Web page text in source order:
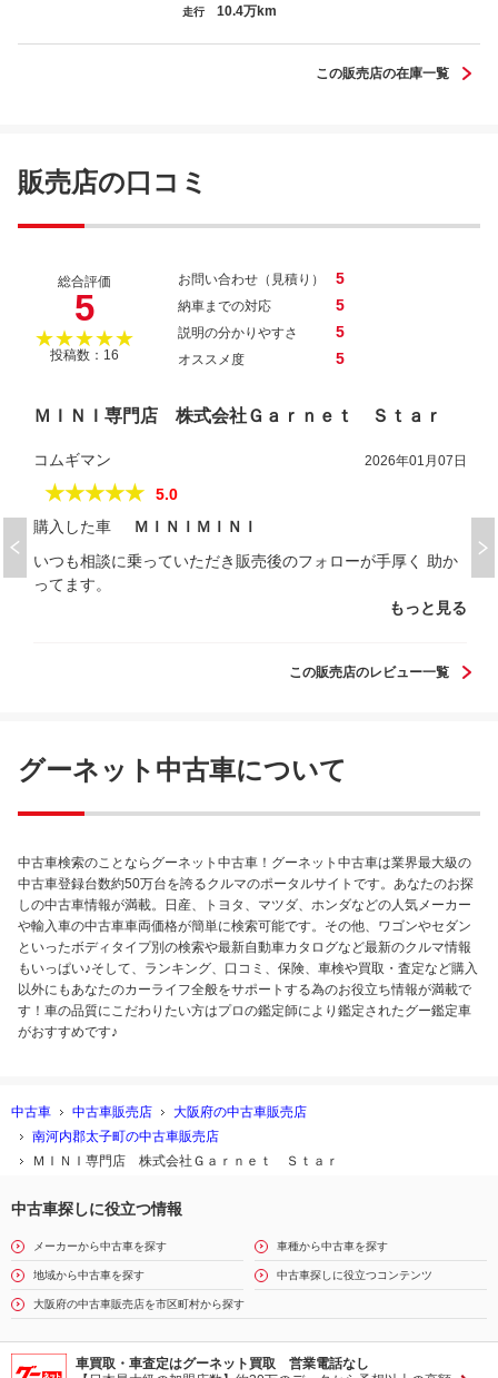
ＭＩＮＩ クーパーＳ クラブマン
走行 10.4万km
この販売店の在庫一覧
販売店の口コミ
総合評価
5
★★★★★
投稿数：16
お問い合わせ（見積り） 5
納車までの対応 5
説明の分かりやすさ 5
オススメ度 5
ＭＩＮＩ専門店 株式会社Ｇａｒｎｅｔ Ｓｔａｒ
コムギマン 2026年01月07日
★★★★★
5.0
購入した車
ＭＩＮＩＭＩＮＩ
いつも相談に乗っていただき販売後のフォローが手厚く 助か
ってます。
もっと見る
この販売店のレビュー一覧
グーネット中古車について
中古車検索のことならグーネット中古車！グーネット中古車は業界最大級の
中古車登録台数約50万台を誇るクルマのポータルサイトです。あなたのお探
しの中古車情報が満載。日産、トヨタ、マツダ、ホンダなどの人気メーカー
や輸入車の中古車車両価格が簡単に検索可能です。その他、ワゴンやセダン
といったボディタイプ別の検索や最新自動車カタログなど最新のクルマ情報
もいっぱい♪そして、ランキング、口コミ、保険、車検や買取・査定など購入
以外にもあなたのカーライフ全般をサポートする為のお役立ち情報が満載で
す！車の品質にこだわりたい方はプロの鑑定師により鑑定されたグー鑑定車
がおすすめです♪
中古車 中古車販売店
大阪府の中古車販売店
南河内郡太子町の中古車販売店
ＭＩＮＩ専門店 株式会社Ｇａｒｎｅｔ Ｓｔａｒ
中古車探しに役立つ情報
メーカーから中古車を探す 車種から中古車を探す
地域から中古車を探す 中古車探しに役立つコンテンツ
大阪府の中古車販売店を市区町村から探す
車買取・車査定はグーネット買取 営業電話なし